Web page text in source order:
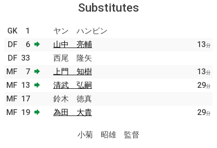
Substitutes
GK 1
ヤン ハンビン
DF
6 山中 亮輔 13分
DF 33
西尾 隆矢
MF
7 上門 知樹 13分
MF 13 清武 弘嗣 29分
MF 17
鈴木 徳真
MF 19 為田 大貴 29分
小菊 昭雄 監督